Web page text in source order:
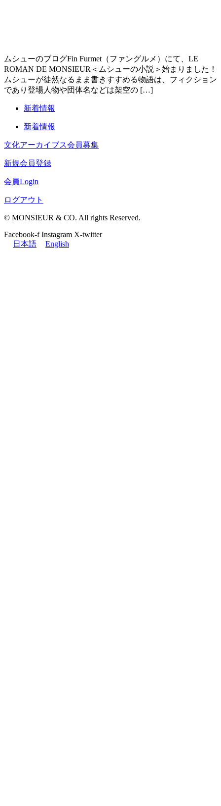
ムシューのブログFin Furmet（ファングルメ）にて、LE
ROMAN DE MONSIEUR＜ムシューの小説＞始まりました！
ムシューが徒然なるまま書きすすめる物語は、フィクション
であり登場人物や団体名などは架空の […]
新着情報
新着情報
文化アーカイブス会員募集
新規会員登録
会員Login
ログアウト
© MONSIEUR & CO. All rights Reserved.
Facebook-f Instagram X-twitter
日本語
English